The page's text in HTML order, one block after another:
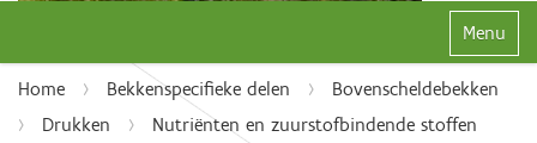
Klap
Home Bekkenspecifieke delen
Bovenscheldebekken
Drukken
Nutriënten en zuurstofbindende stoffen